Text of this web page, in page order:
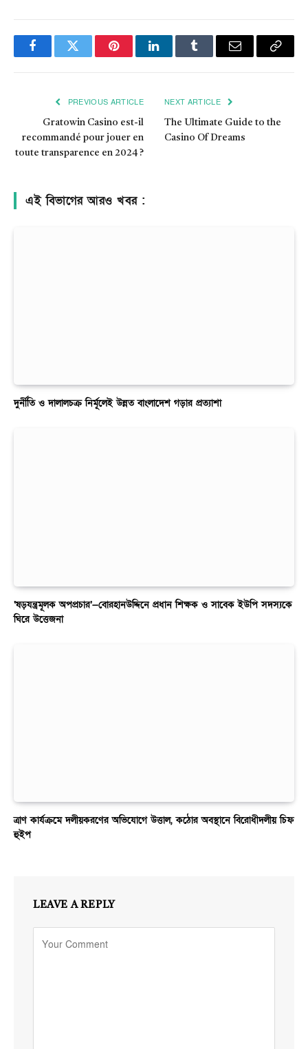
FacebookTwitter PinterestLinkedInTumblr Email
Copy
PREVIOUS ARTICLE
Gratowin Casino est-il
recommandé pour jouer en
toute transparence en 2024 ?
NEXT ARTICLE
The Ultimate Guide to the
Casino Of Dreams
এই বিভাগের আরও খবর :
দুর্নীতি ও দালালচক্র নির্মূলেই উন্নত বাংলাদেশ গড়ার প্রত্যাশা
‘ষড়যন্ত্রমূলক অপপ্রচার’—বোরহানউদ্দিনে প্রধান শিক্ষক ও সাবেক ইউপি সদস্যকে
ঘিরে উত্তেজনা
ত্রাণ কার্যক্রমে দলীয়করণের অভিযোগে উত্তাল, কঠোর অবস্থানে বিরোধীদলীয় চিফ
হুইপ
LEAVE A REPLY